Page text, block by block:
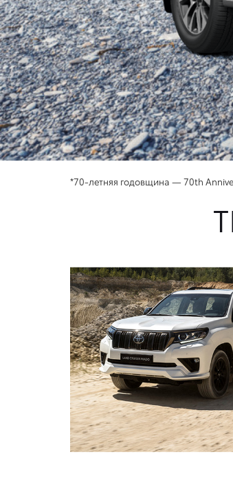
*70-летняя годовщина — 70th